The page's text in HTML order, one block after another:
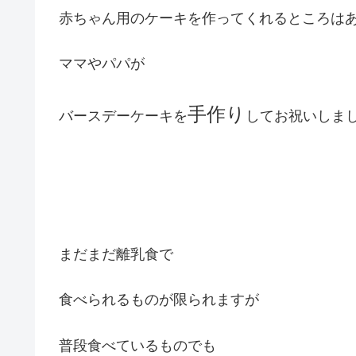
赤ちゃん用のケーキを作ってくれるところは
ママやパパが
バースデーケーキを手作り してお祝いしま
まだまだ離乳食で
食べられるものが限られますが
普段食べているものでも